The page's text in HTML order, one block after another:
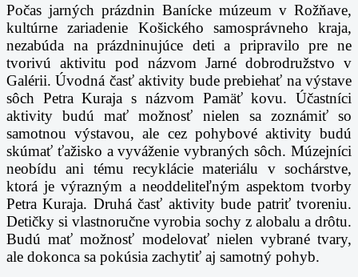
Počas jarných prázdnin Banícke múzeum v Rožňave,
kultúrne zariadenie Košického samosprávneho kraja,
nezabúda na prázdninujúce deti a pripravilo pre ne
tvorivú aktivitu pod názvom Jarné dobrodružstvo v
Galérii.Úvodná časť aktivity bude prebiehať na výstave
sôch Petra Kuraja s názvom Pamäť kovu. Účastníci
aktivity budú mať možnosť nielen sa zoznámiť so
samotnou výstavou, ale cez pohybové aktivity budú
skúmať ťažisko a vyváženie vybraných sôch. Múzejníci
neobídu ani tému recyklácie materiálu v sochárstve,
ktorá je výrazným a neoddeliteľným aspektom tvorby
PetraKuraja. Druhá časť aktivity bude patriť tvoreniu.
Detičky si vlastnoručne vyrobia sochy z alobalu a drôtu.
Budú mať možnosť modelovať nielen vybrané tvary,
ale dokonca sa pokúsia zachytiť aj samotný pohyb.